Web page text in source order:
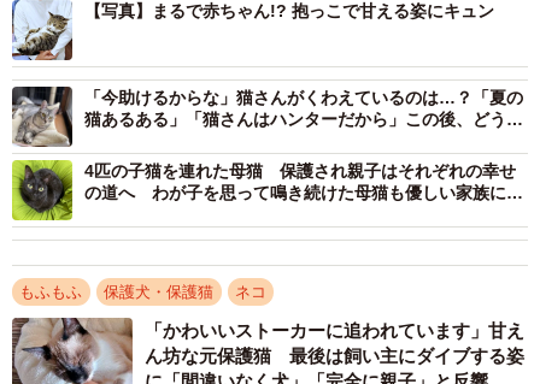
保護翌日、生後推定2、3カ月のまめたろくん（画像提供：まめたろさ
ん）
保護当時、飼い主さんは忙しく、すぐにお世話することが
難しかったため、猫と暮らしている姉に1カ月預かってもら
うことになりました。
「猫2匹と暮らす姉にお世話してもらいました。その後、我
が家にお迎えしましたが、まったく怯えずに家の中を探
索。左前足は失ってしまいましたが、とても元気なチビッ
コでした」
【写真】まるで赤ちゃん!? 抱っこで甘える姿にキュン
「今助けるからな」猫さんがくわえているのは…？「夏の
猫あるある」「猫さんはハンターだから」この後、どうな
4匹の子猫を連れた母猫 保護され親子はそれぞれの幸せ
の道へ わが子を思って鳴き続けた母猫も優しい家族に迎
もふもふ 保護犬・保護猫 ネコ
「かわいいストーカーに追われています」甘え
ん坊な元保護猫 最後は飼い主にダイブする姿